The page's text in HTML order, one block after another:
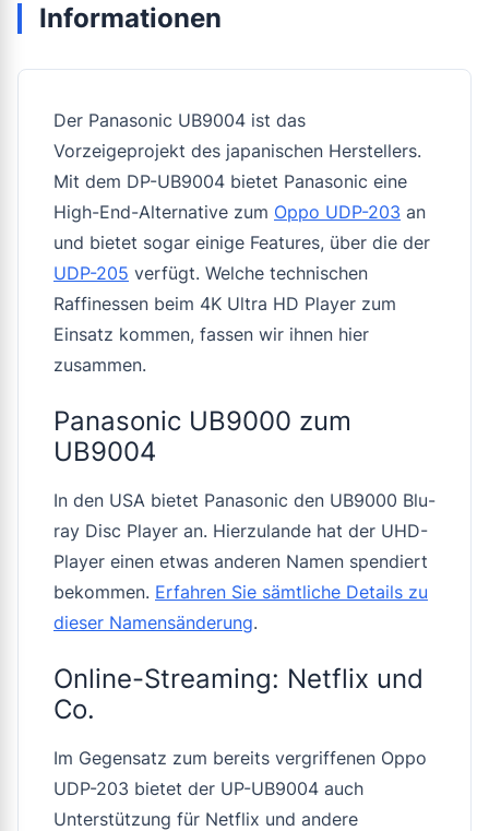
Informationen
Der Panasonic UB9004 ist das
Vorzeigeprojekt des japanischen Herstellers.
Mit dem DP-UB9004 bietet Panasonic eine
High-End-Alternative zum Oppo UDP-203 an
und bietet sogar einige Features, über die der
UDP-205 verfügt. Welche technischen
Raffinessen beim 4K Ultra HD Player zum
Einsatz kommen, fassen wir ihnen hier
zusammen.
Panasonic UB9000 zum
UB9004
In den USA bietet Panasonic den UB9000 Blu-
ray Disc Player an. Hierzulande hat der UHD-
Player einen etwas anderen Namen spendiert
bekommen. Erfahren Sie sämtliche Details zu
dieser Namensänderung.
Online-Streaming: Netflix und
Co.
Im Gegensatz zum bereits vergriffenen Oppo
UDP-203 bietet der UP-UB9004 auch
Unterstützung für Netflix und andere